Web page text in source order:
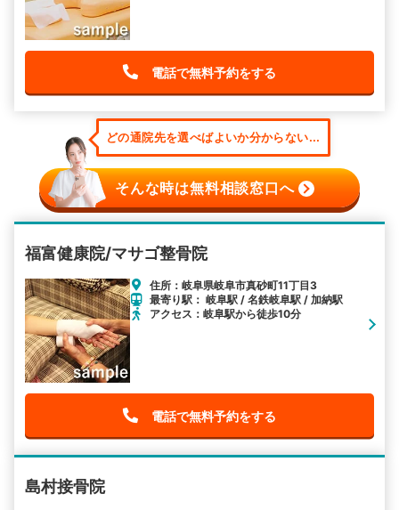
電話で無料予約をする
どの通院先を選べばよいか分からない...
そんな時は無料相談窓口へ
福富健康院/マサゴ整骨院
住所：岐阜県岐阜市真砂町11丁目3
最寄り駅： 岐阜駅 / 名鉄岐阜駅 / 加納駅
アクセス：岐阜駅から徒歩10分
電話で無料予約をする
島村接骨院